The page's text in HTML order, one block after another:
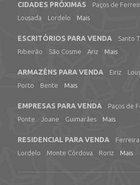
CIDADES PRÓXIMAS Paços de
Lousada
Lordelo Mais
ESCRITÓRIOS PARA VENDA Santo
Ribeirão
São Cosme Ariz Mais
ARMAZÉNS PARA VENDA Eiriz
Porto
Bente Mais
EMPRESAS PARA VENDA Paços de
Ponte
Joane Guimarães Mais
RESIDENCIAL PARA VENDA Ferreira
Lordelo
Monte Córdova Roriz Mais